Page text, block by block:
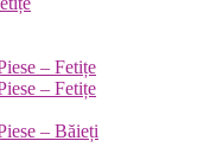
– Fetițe
– Fetițe
– Băieți